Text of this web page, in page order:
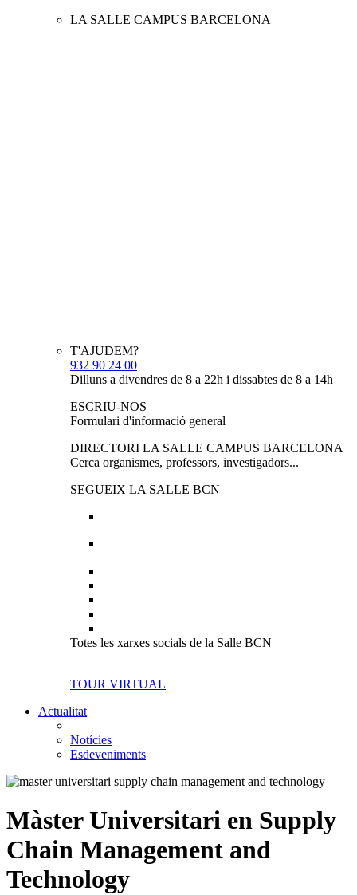
LA SALLE CAMPUS BARCELONA
T'AJUDEM?
932 90 24 00
Dilluns a divendres de 8 a 22h i dissabtes de 8 a 14h
ESCRIU-NOS
Formulari d'informació general
DIRECTORI LA SALLE CAMPUS BARCELONA
Cerca organismes, professors, investigadors...
SEGUEIX LA SALLE BCN
Totes les xarxes socials de la Salle BCN
TOUR VIRTUAL
Actualitat
Notícies
Esdeveniments
Màster Universitari en Supply
Chain Management and
Technology